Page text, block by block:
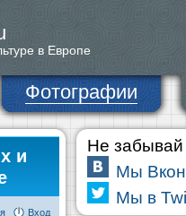
в Европе
Фотографии
и
Вход
Не забывай
Мы
Мы в